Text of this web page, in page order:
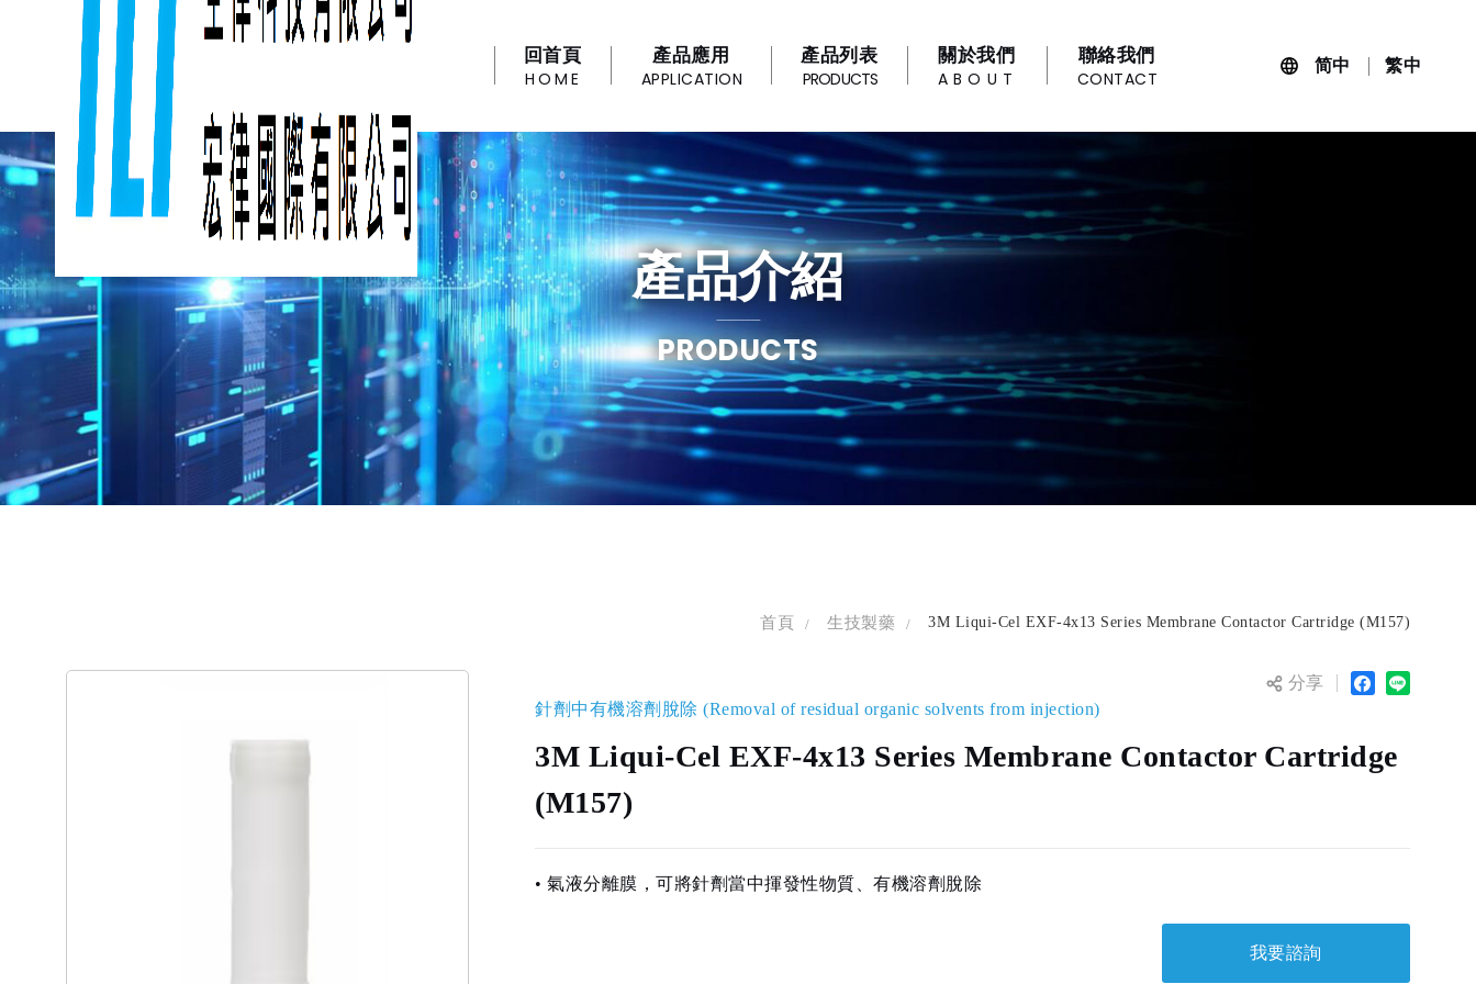
回首頁
HOME
產品應用
APPLICATION
產品列表
PRODUCTS
關於我們
ABOUT
聯絡我們
CONTACT
简中 繁中
產品介紹
PRODUCTS
首頁 生技製藥 3M Liqui-Cel EXF-4x13 Series Membrane Contactor Cartridge (M157)
分享
針劑中有機溶劑脫除 (Removal of residual organic solvents from injection)
3M Liqui-Cel EXF-4x13 Series Membrane Contactor Cartridge
(M157)
• 氣液分離膜，可將針劑當中揮發性物質、有機溶劑脫除
我要諮詢